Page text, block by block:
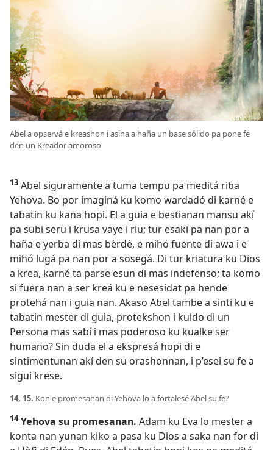
Abel a opservá e kreashon i asina a haña un base sólido pa pone fe
den un Kreador amoroso
13 Abel siguramente a tuma tempu pa meditá riba
Yehova. Bo por imaginá ku komo wardadó di karné e
tabatin ku kana hopi. El a guia e bestianan mansu akí
pa subi seru i krusa vaye i riu; tur esaki pa nan por a
haña e yerba di mas bèrdè, e mihó fuente di awa i e
mihó lugá pa nan por a sosegá. Di tur kriatura ku Dios
a krea, karné ta parse esun di mas indefenso; ta komo
si fuera nan a ser kreá ku e nesesidat pa hende
protehá nan i guia nan. Akaso Abel tambe a sinti ku e
tabatin mester di guia, protekshon i kuido di un
Persona mas sabí i mas poderoso ku kualke ser
humano? Sin duda el a ekspresá hopi di e
sintimentunan akí den su orashonnan, i p’esei su fe a
sigui krese.
14, 15. Kon e promesanan di Yehova lo a fortalesé Abel su fe?
14 Yehova su promesanan. Adam ku Eva lo mester a
konta nan yunan kiko a pasa ku Dios a saka nan for di